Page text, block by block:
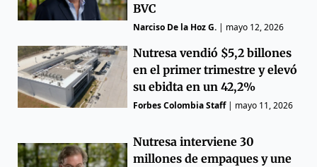
BVC
Narciso De la Hoz G. | mayo 12, 2026
Nutresa vendió $5,2 billones
en el primer trimestre y elevó
su ebidta en un 42,2%
Forbes Colombia Staff| mayo 11, 2026
Nutresa interviene 30
millones de empaques y une